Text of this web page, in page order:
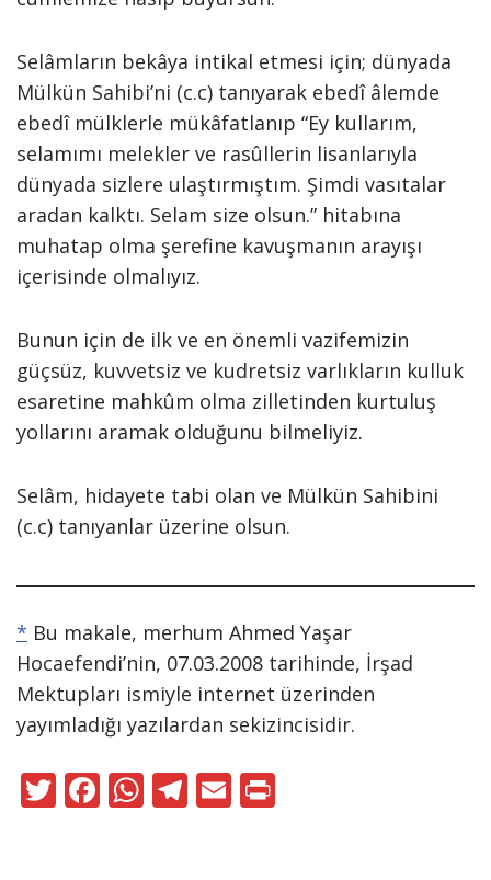
Selâmların bekâya intikal etmesi için; dünyada
Mülkün Sahibi’ni (c.c) tanıyarak ebedî âlemde
ebedî mülklerle mükâfatlanıp “Ey kullarım,
selamımı melekler ve rasûllerin lisanlarıyla
dünyada sizlere ulaştırmıştım. Şimdi vasıtalar
aradan kalktı. Selam size olsun.” hitabına
muhatap olma şerefine kavuşmanın arayışı
içerisinde olmalıyız.
Bunun için de ilk ve en önemli vazifemizin
güçsüz, kuvvetsiz ve kudretsiz varlıkların kulluk
esaretine mahkûm olma zilletinden kurtuluş
yollarını aramak olduğunu bilmeliyiz.
Selâm, hidayete tabi olan ve Mülkün Sahibini
(c.c) tanıyanlar üzerine olsun.
* Bu makale, merhum Ahmed Yaşar
Hocaefendi’nin, 07.03.2008 tarihinde, İrşad
Mektupları ismiyle internet üzerinden
yayımladığı yazılardan sekizincisidir.
T F W T E